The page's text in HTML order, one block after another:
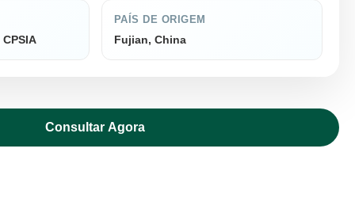
CPSIA
PAÍS DE ORIGEM
Fujian, China
Consultar Agora